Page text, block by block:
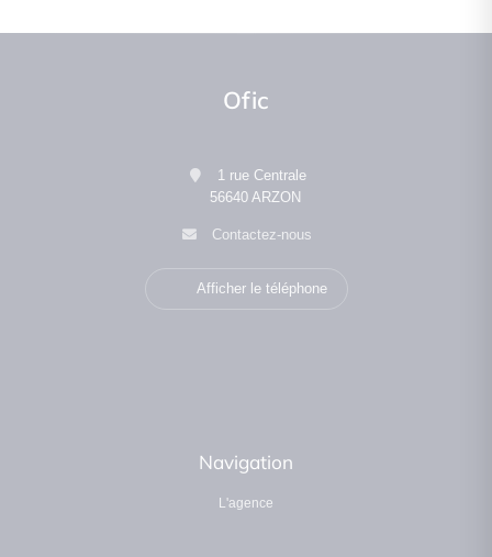
Ofic
1 rue Centrale
56640 ARZON
Contactez-nous
Afficher le téléphone
Navigation
L'agence